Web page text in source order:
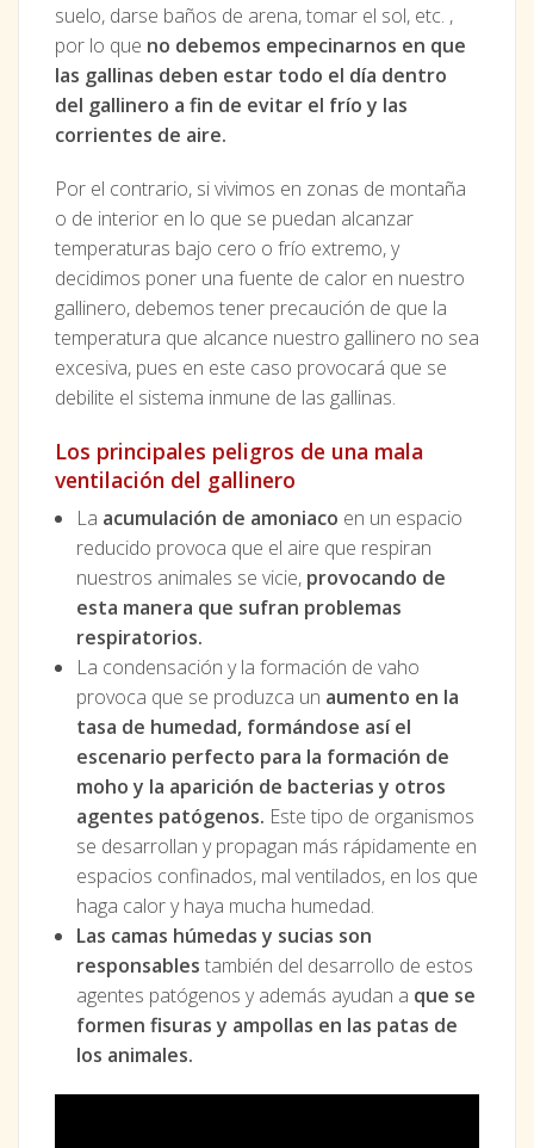
suelo, darse baños de arena, tomar el sol, etc. ,
por lo que no debemos empecinarnos en que
las gallinas deben estar todo el día dentro
del gallinero a fin de evitar el frío y las
corrientes de aire.
Por el contrario, si vivimos en zonas de montaña
o de interior en lo que se puedan alcanzar
temperaturas bajo cero o frío extremo, y
decidimos poner una fuente de calor en nuestro
gallinero, debemos tener precaución de que la
temperatura que alcance nuestro gallinero no sea
excesiva, pues en este caso provocará que se
debilite el sistema inmune de las gallinas.
Los principales peligros de una mala
ventilación del gallinero
La acumulación de amoniaco en un espacio
reducido provoca que el aire que respiran
nuestros animales se vicie, provocando de
esta manera que sufran problemas
respiratorios.
La condensación y la formación de vaho
provoca que se produzca un aumento en la
tasa de humedad, formándose así el
escenario perfecto para la formación de
moho y la aparición de bacterias y otros
agentes patógenos. Este tipo de organismos
se desarrollan y propagan más rápidamente en
espacios confinados, mal ventilados, en los que
haga calor y haya mucha humedad.
Las camas húmedas y sucias son
responsables también del desarrollo de estos
agentes patógenos y además ayudan a que se
formen fisuras y ampollas en las patas de
los animales.